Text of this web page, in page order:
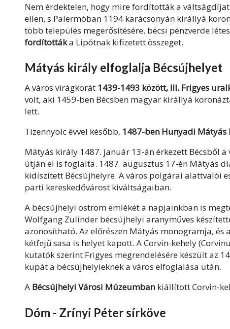
Nem érdektelen, hogy mire fordították a
ellen, s Palermóban 1194 karácsonyán királlyá
több település megerősítésére, bécsi pénzverde
fordítottáka Lipótnak kifizetett összeget.
Mátyás király elfoglalja Bécsújhelyet
A város virágkorát 1439-1493 között, III. Frigyes
volt, aki 1459-ben Bécsben magyar királlyá
lett.
Tizennyolc évvel később, 1487-ben Hunyadi
Mátyás király 1487. január 13-án érkezett Bécsből
útján el is foglalta. 1487. augusztus 17-én Mátyás
kidíszített Bécsújhelyre. A város polgárai alattvalói
parti kereskedővárost kiváltságaiban.
A bécsújhelyi ostrom emlékét a napjainkban is
Wolfgang Zulinder bécsújhelyi aranyműves
azonosítható. Az előrészen Mátyás monogramja,
kétfejű sasa is helyet kapott. A Corvin-kehely
kutatók szerint Frigyes megrendelésére készült az
kupát a bécsújhelyieknek a város elfoglalása után.
A Bécsújhelyi Városi Múzeumban kiállított Corvin-
Dóm - Zrínyi Péter sírköve